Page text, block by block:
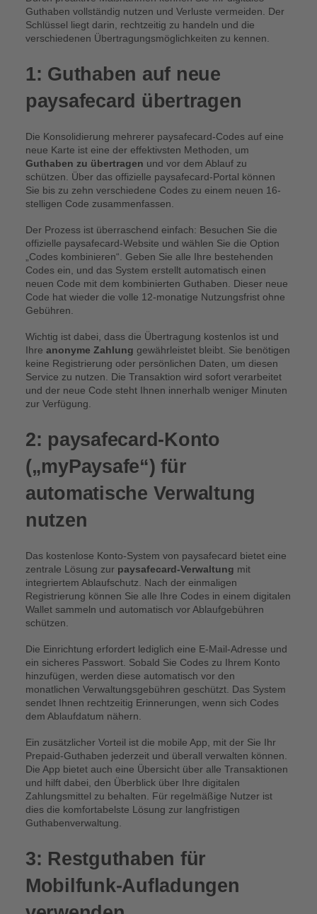
Guthaben vollständig nutzen und Verluste vermeiden. Der
Schlüssel liegt darin, rechtzeitig zu handeln und die
verschiedenen Übertragungsmöglichkeiten zu kennen.
1: Guthaben auf neue
paysafecard übertragen
Die Konsolidierung mehrerer paysafecard-Codes auf eine
neue Karte ist eine der effektivsten Methoden, um
Guthaben zu übertragen und vor dem Ablauf zu
schützen. Über das offizielle paysafecard-Portal können
Sie bis zu zehn verschiedene Codes zu einem neuen 16-
stelligen Code zusammenfassen.
Der Prozess ist überraschend einfach: Besuchen Sie die
offizielle paysafecard-Website und wählen Sie die Option
„Codes kombinieren“. Geben Sie alle Ihre bestehenden
Codes ein, und das System erstellt automatisch einen
neuen Code mit dem kombinierten Guthaben. Dieser neue
Code hat wieder die volle 12-monatige Nutzungsfrist ohne
Gebühren.
Wichtig ist dabei, dass die Übertragung kostenlos ist und
Ihre anonyme Zahlung gewährleistet bleibt. Sie benötigen
keine Registrierung oder persönlichen Daten, um diesen
Service zu nutzen. Die Transaktion wird sofort verarbeitet
und der neue Code steht Ihnen innerhalb weniger Minuten
zur Verfügung.
2: paysafecard-Konto
(„myPaysafe“) für
automatische Verwaltung
nutzen
Das kostenlose Konto-System von paysafecard bietet eine
zentrale Lösung zur paysafecard-Verwaltung mit
integriertem Ablaufschutz. Nach der einmaligen
Registrierung können Sie alle Ihre Codes in einem digitalen
Wallet sammeln und automatisch vor Ablaufgebühren
schützen.
Die Einrichtung erfordert lediglich eine E-Mail-Adresse und
ein sicheres Passwort. Sobald Sie Codes zu Ihrem Konto
hinzufügen, werden diese automatisch vor den
monatlichen Verwaltungsgebühren geschützt. Das System
sendet Ihnen rechtzeitig Erinnerungen, wenn sich Codes
dem Ablaufdatum nähern.
Ein zusätzlicher Vorteil ist die mobile App, mit der Sie Ihr
Prepaid-Guthaben jederzeit und überall verwalten können.
Die App bietet auch eine Übersicht über alle Transaktionen
und hilft dabei, den Überblick über Ihre digitalen
Zahlungsmittel zu behalten. Für regelmäßige Nutzer ist
dies die komfortabelste Lösung zur langfristigen
Guthabenverwaltung.
3: Restguthaben für
Mobilfunk-Aufladungen